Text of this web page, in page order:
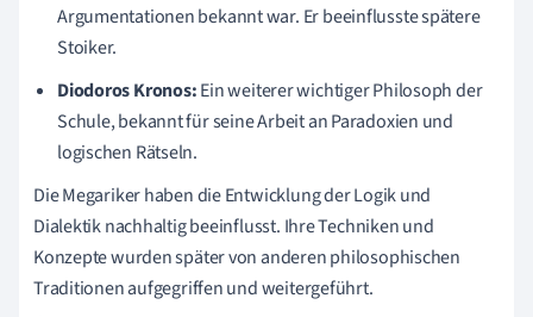
Argumentationen bekannt war. Er beeinflusste spätere
Stoiker.
Diodoros Kronos:Ein weiterer wichtiger Philosoph der
Schule, bekannt für seine Arbeit an Paradoxien und
logischen Rätseln.
Die Megariker haben die Entwicklung der Logik und
Dialektik nachhaltig beeinflusst. Ihre Techniken und
Konzepte wurden später von anderen philosophischen
Traditionen aufgegriffen und weitergeführt.